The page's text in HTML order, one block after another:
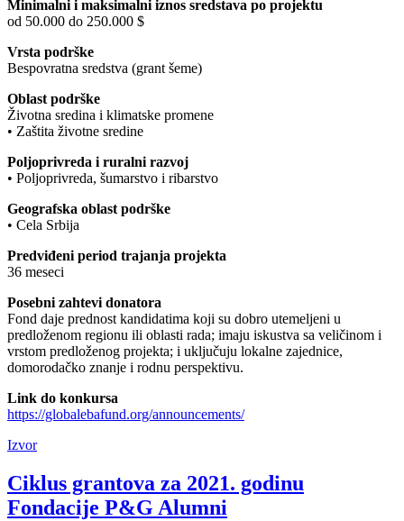
Minimalni i maksimalni iznos sredstava po projektu
od 50.000 do 250.000 $
Vrsta podrške
Bespovratna sredstva (grant šeme)
Oblast podrške
Životna sredina i klimatske promene
• Zaštita životne sredine
Poljoprivreda i ruralni razvoj
• Poljoprivreda, šumarstvo i ribarstvo
Geografska oblast podrške
• Cela Srbija
Predviđeni period trajanja projekta
36 meseci
Posebni zahtevi donatora
Fond daje prednost kandidatima koji su dobro utemeljeni u
predloženom regionu ili oblasti rada; imaju iskustva sa veličinom i
vrstom predloženog projekta; i uključuju lokalne zajednice,
domorodačko znanje i rodnu perspektivu.
Link do konkursa
https://globalebafund.org/announcements/
Izvor
Ciklus grantova za 2021. godinu
Fondacije P&G Alumni